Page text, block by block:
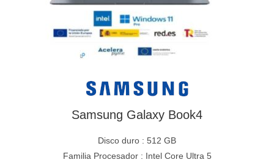
Samsung Galaxy Book4
Disco duro : 512 GB
Familia Procesador : Intel Core Ultra 5